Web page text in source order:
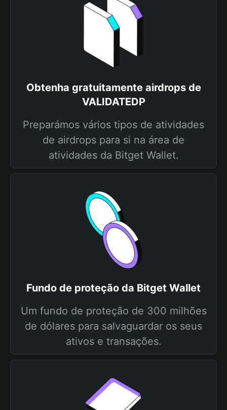
Obtenha gratuitamente airdrops de
VALIDATEDP
Preparámos vários tipos de atividades
de airdrops para si na área de
atividades da Bitget Wallet.
Fundo de proteção da Bitget Wallet
Um fundo de proteção de 300 milhões
de dólares para salvaguardar os seus
ativos e transações.